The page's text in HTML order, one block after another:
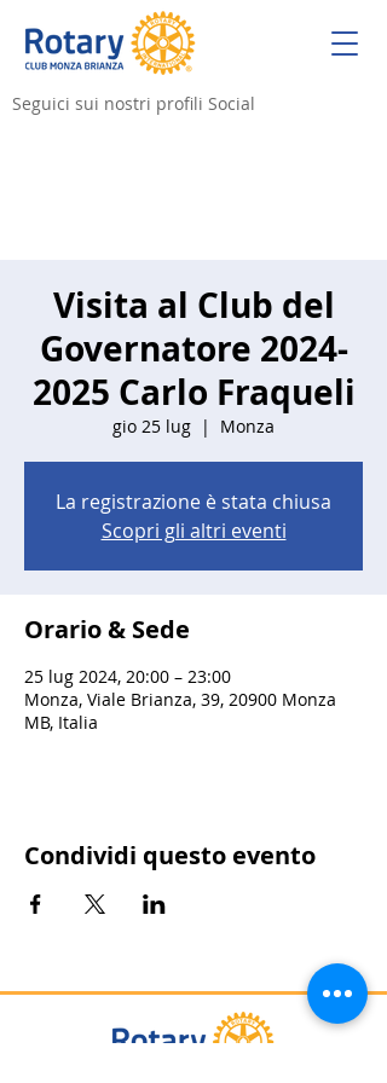
Seguici sui nostri profili Social
Visita al Club del
Governatore 2024-
2025 Carlo Fraqueli
gio 25 lug
  |
Monza
La registrazione è stata chiusa
Scopri gli altri eventi
Orario & Sede
25 lug 2024, 20:00 – 23:00
Monza, Viale Brianza, 39, 20900 Monza
MB, Italia
Condividi questo evento